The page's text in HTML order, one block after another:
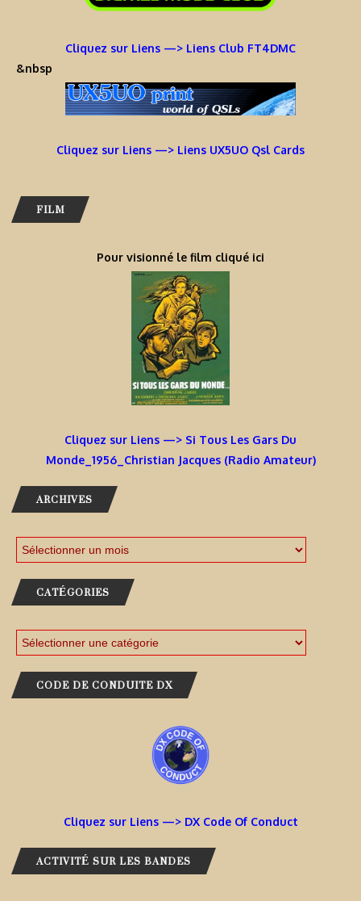
Cliquez sur Liens —> Liens Club FT4DMC
&nbsp
Cliquez sur Liens —> Liens UX5UO Qsl Cards
FILM
Pour visionné le film cliqué ici
Cliquez sur Liens —> Si Tous Les Gars Du
Monde_1956_Christian Jacques (Radio Amateur)
ARCHIVES
CATÉGORIES
CODE DE CONDUITE DX
Cliquez sur Liens —> DX Code Of Conduct
ACTIVITÉ SUR LES BANDES